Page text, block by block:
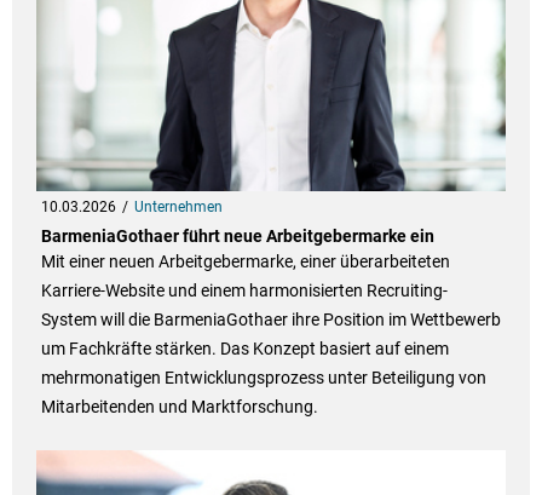
10.03.2026 Unternehmen
BarmeniaGothaer führt neue Arbeitgebermarke ein
Mit einer neuen Arbeitgebermarke, einer überarbeiteten
Karriere-Website und einem harmonisierten Recruiting-
System will die BarmeniaGothaer ihre Position im Wettbewerb
um Fachkräfte stärken. Das Konzept basiert auf einem
mehrmonatigen Entwicklungsprozess unter Beteiligung von
Mitarbeitenden und Marktforschung.